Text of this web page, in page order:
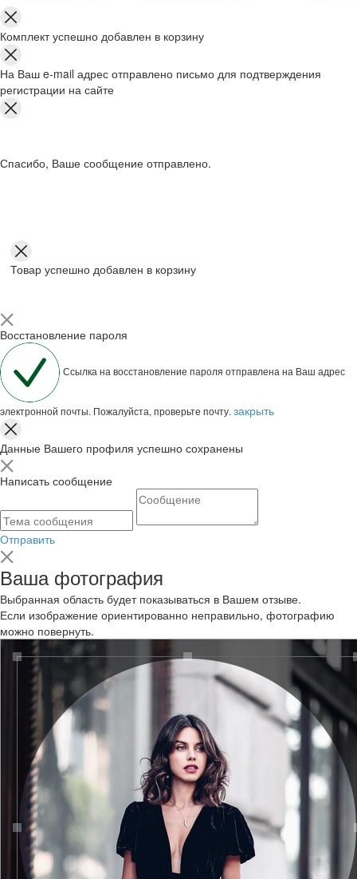
Комплект успешно добавлен в корзину
На Ваш e-mail адрес отправлено письмо для подтверждения
регистрации на сайте
Спасибо, Ваше сообщение отправлено.
Товар успешно добавлен в корзину
Восстановление пароля
Ссылка на восстановление пароля отправлена на Ваш адрес
электронной почты. Пожалуйста, проверьте почту. закрыть
Данные Вашего профиля успешно сохранены
Написать сообщение
Отправить
Ваша фотография
Выбранная область будет показываться в Вашем отзыве.
Если изображение ориентированно неправильно, фотографию
можно повернуть.